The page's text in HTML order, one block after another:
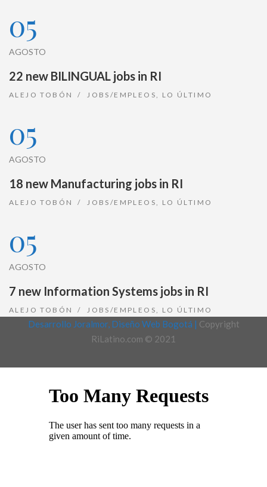
05
AGOSTO
22 new BILINGUAL jobs in RI
ALEJO TOBÓN JOBS/EMPLEOS LO ÚLTIMO
05
AGOSTO
18 new Manufacturing jobs in RI
ALEJO TOBÓN JOBS/EMPLEOS LO ÚLTIMO
05
AGOSTO
7 new Information Systems jobs in RI
ALEJO TOBÓN JOBS/EMPLEOS LO ÚLTIMO
Desarrollo Joralmor, Diseño Web Bogotá | Copyright
RiLatino.com © 2021